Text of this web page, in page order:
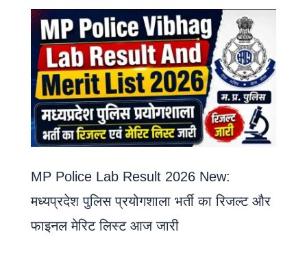
MP Police Lab Result 2026 New:
मध्यप्रदेश पुलिस प्रयोगशाला भर्ती का रिजल्ट और
फाइनल मेरिट लिस्ट आज जारी